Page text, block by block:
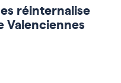
réinternalise
Valenciennes